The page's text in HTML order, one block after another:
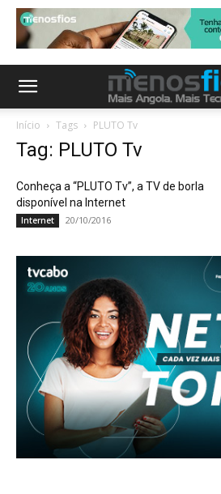
Início Tags PLUTO Tv
Tag: PLUTO Tv
Conheça a “PLUTO Tv”, a TV de borla
disponível na Internet
Internet 20/10/2016